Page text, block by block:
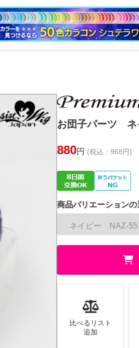
お団子パーツ
880円 (税込：968円)
商品バリエーションの
比べるリスト
追加